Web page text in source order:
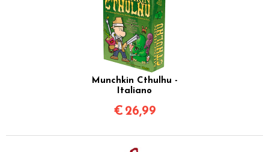
Munchkin Cthulhu -
Italiano
€ 26,99